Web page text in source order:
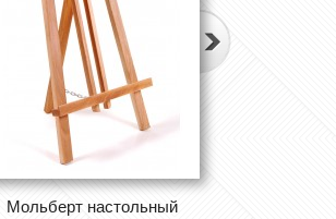
Мольберт настольный